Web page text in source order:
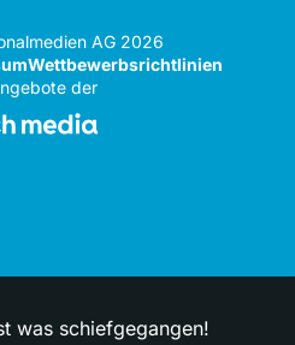
AG 2026
Wettbewerbsrichtlinien
der
was schiefgegangen!